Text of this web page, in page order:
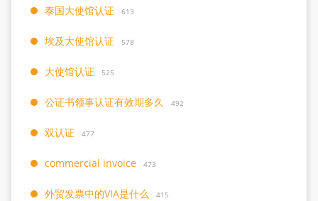
泰国大使馆认证 613
埃及大使馆认证 578
大使馆认证 525
公证书领事认证有效期多久 492
双认证 477
commercial invoice 473
外贸发票中的VIA是什么 415